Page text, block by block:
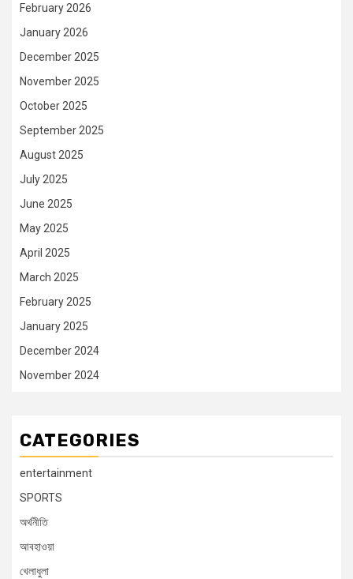
February 2026
January 2026
December 2025
November 2025
October 2025
September 2025
August 2025
July 2025
June 2025
May 2025
April 2025
March 2025
February 2025
January 2025
December 2024
November 2024
CATEGORIES
entertainment
SPORTS
অর্থনীতি
আবহাওয়া
খেলাধুলা